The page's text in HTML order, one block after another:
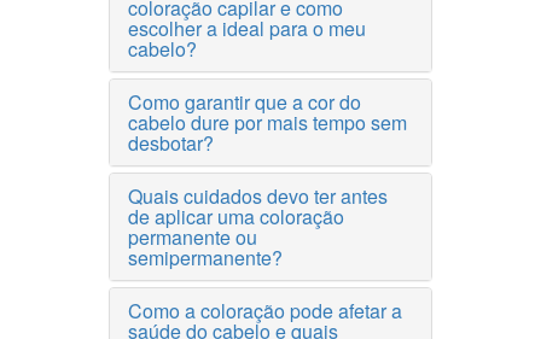
coloração capilar e como
escolher a ideal para o meu
cabelo?
Como garantir que a cor do
cabelo dure por mais tempo sem
desbotar?
Quais cuidados devo ter antes
de aplicar uma coloração
permanente ou
semipermanente?
Como a coloração pode afetar a
saúde do cabelo e quais